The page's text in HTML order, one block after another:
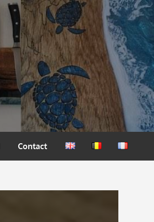
Contact
EnglishNederlandsFrançais